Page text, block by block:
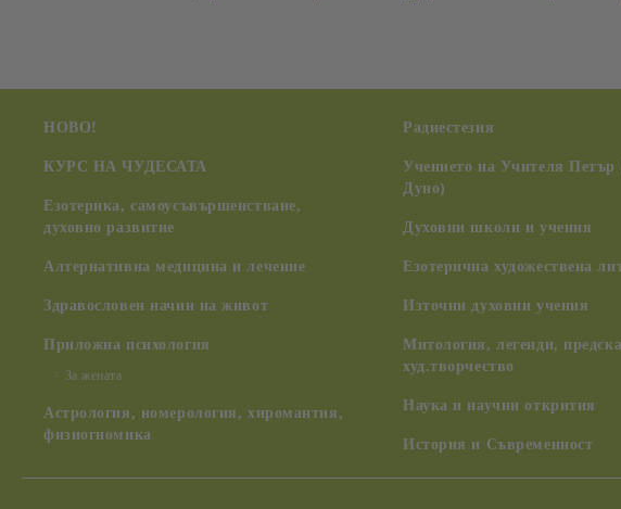
НОВО!
КУРС НА ЧУДЕСАТА
Езотерика, самоусъвършенстване,
духовно развитие
Алтернативна медицина и лечение
Здравословен начин на живот
Приложна психология
За жената
Астрология, номерология, хиромантия,
физиогномика
Радиестезия
Учението на Учителя Петър
Дуно)
Духовни школи и учения
Езотерична художествена
Източни духовни учения
Митология, легенди,
худ.творчество
Наука и научни открития
История и Съвременност